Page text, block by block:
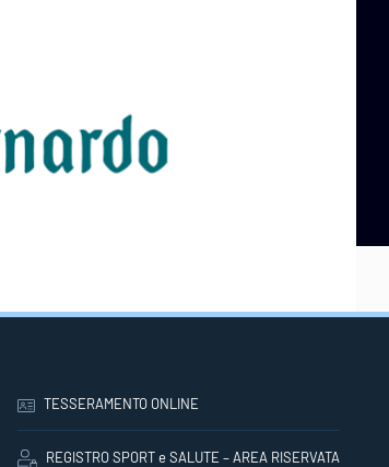
TESSERAMENTO ONLINE
REGISTRO SPORT e SALUTE – AREA RISERVATA